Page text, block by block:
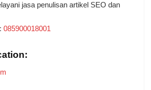
jasa penulisan artikel SEO dan
085900018001